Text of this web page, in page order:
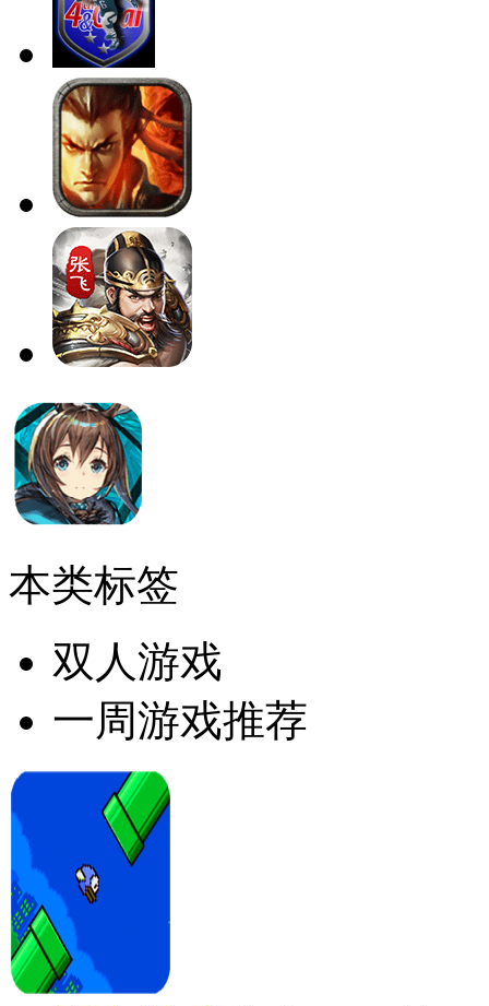
本类标签
双人游戏
一周游戏推荐